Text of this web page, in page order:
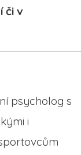
či v
psycholog s
i